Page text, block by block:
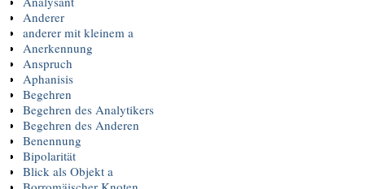
Anderer
anderer mit kleinem a
Anerkennung
Anspruch
Aphanisis
Begehren
Begehren des Analytikers
Begehren des Anderen
Benennung
Bipolarität
Blick als Objekt a